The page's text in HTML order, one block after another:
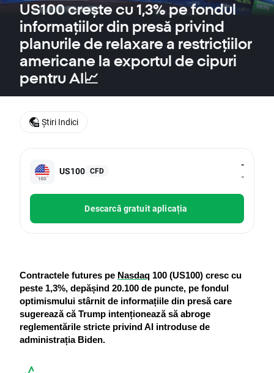
US100 crește cu 1,3% pe fondul
informațiilor din presă privind
planurile de relaxare a restricțiilor
americane la exportul de cipuri
pentru AI📈
US100 CFD
-
-
Descarcă gratuit aplicația
Contractele futures pe Nasdaq 100 (US100) cresc cu
peste 1,3%, depășind 20.100 de puncte, pe fondul
optimismului stârnit de informațiile din presă care
sugerează că Trump intenționează să abroge
reglementările stricte privind AI introduse de
administrația Biden.
Știri Indici